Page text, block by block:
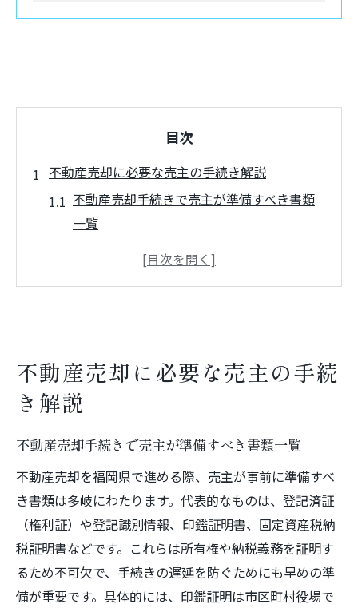
目次
不動産売却に必要な売主の手続き解説
不動産売却手続きで売主が準備すべき書類
一覧
売主が迷いやすい不動産売却の流れと実務
進め方
売主が事前に知っておきたい不動産売却の
効率的に進める不動産売却手続きのコツと
事前準備
売主が押さえたい印鑑証明の取得方法
不動産売却で印鑑証明が必要となる理由と
役割
売主が知るべき印鑑証明書発行の具体的な
不動産売却に必要な売主の手続
き解説
不動産売却手続きで売主が準備すべき書類一覧
不動産売却を福岡県で進める際、売主が事前に準備すべ
き書類は多岐にわたります。代表的なものは、登記済証
（権利証）や登記識別情報、印鑑証明書、固定資産税納
税証明書などです。これらは所有権や納税義務を証明す
るため不可欠で、手続きの遅延を防ぐためにも早めの準
備が重要です。具体的には、印鑑証明は市区町村役場で